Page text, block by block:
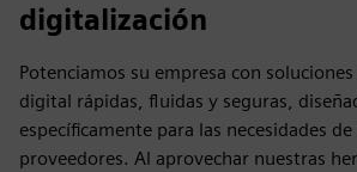
digitalización
Potenciamos su empresa con
digital rápidas, fluidas y seguras,
específicamente para las necesidades
proveedores. Al aprovechar nuestras